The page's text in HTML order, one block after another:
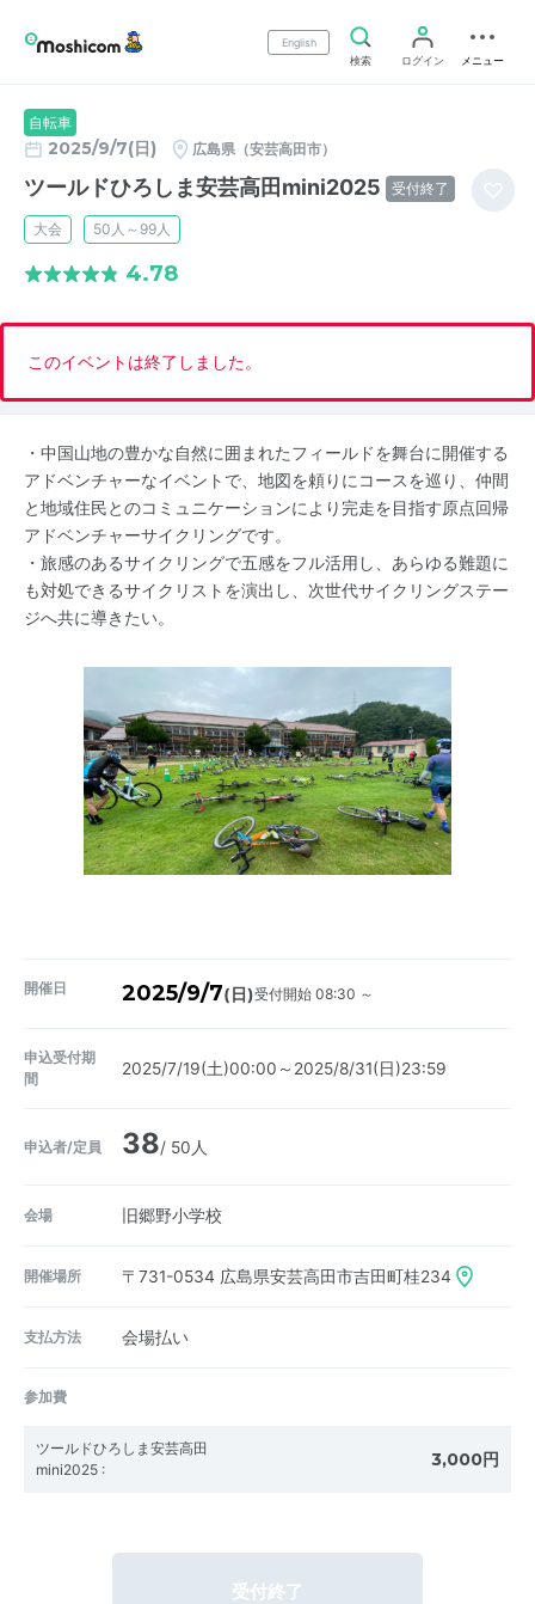
English
検索
ログイン メニュー
自転車
2025/9/7(日) 広島県（安芸高田市）
ツールドひろしま安芸高田mini2025 受付終了
大会 50人～99人
4.78
このイベントは終了しました。
・中国山地の豊かな自然に囲まれたフィールドを舞台に開催する
アドベンチャーなイベントで、地図を頼りにコースを巡り、仲間
と地域住民とのコミュニケーションにより完走を目指す原点回帰
アドベンチャーサイクリングです。
・旅感のあるサイクリングで五感をフル活用し、あらゆる難題に
も対処できるサイクリストを演出し、次世代サイクリングステー
ジへ共に導きたい。
開催日 2025/9/7(日)受付開始 08:30 ～
申込受付期
間
2025/7/19(土)00:00～2025/8/31(日)23:59
申込者/定員 38/ 50人
会場 旧郷野小学校
開催場所 〒731-0534 広島県安芸高田市吉田町桂234
支払方法 会場払い
参加費
ツールドひろしま安芸高田
mini2025 : 3,000円
受付終了